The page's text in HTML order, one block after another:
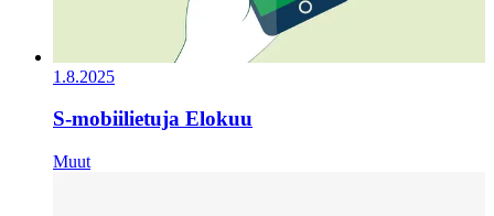
1.8.2025
S-mobiilietuja Elokuu
Muut